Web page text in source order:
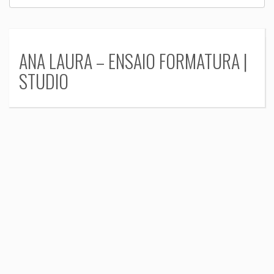
ANA LAURA – ENSAIO FORMATURA |
STUDIO